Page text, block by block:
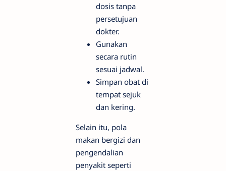
dosis tanpa
persetujuan
dokter.
Gunakan
secara rutin
sesuai jadwal.
Simpan obat di
tempat sejuk
dan kering.
Selain itu, pola
makan bergizi dan
pengendalian
penyakit seperti